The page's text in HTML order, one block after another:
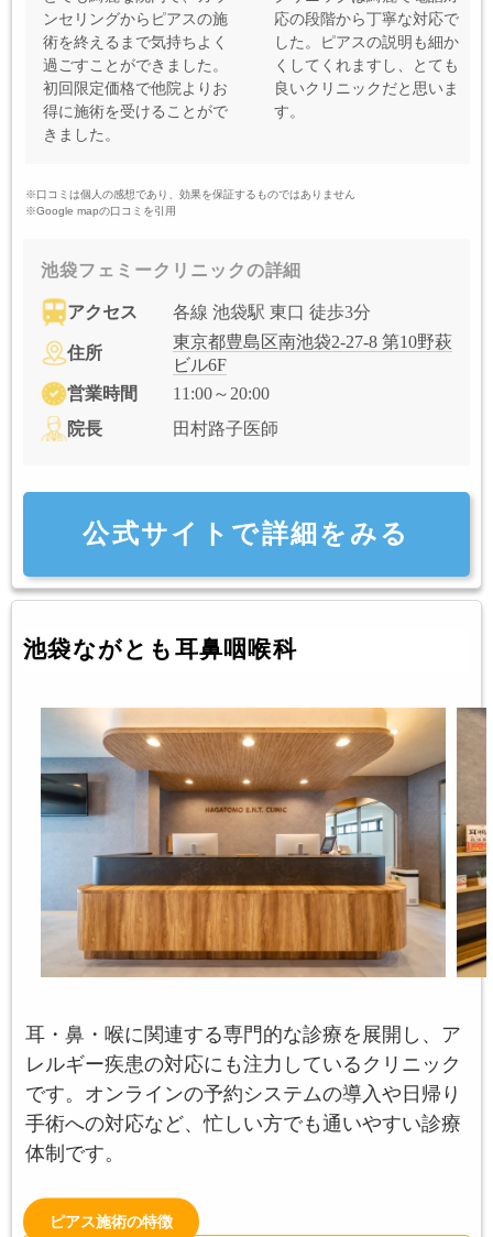
ンセリングからピアスの施
術を終えるまで気持ちよく
過ごすことができました。
初回限定価格で他院よりお
得に施術を受けることがで
きました。
応の段階から丁寧な対応で
した。ピアスの説明も細か
くしてくれますし、とても
良いクリニックだと思いま
す。
※口コミは個人の感想であり、効果を保証するものではありません
※Google mapの口コミを引用
池袋フェミークリニックの詳細
アクセス 各線 池袋駅 東口 徒歩3分
住所
東京都豊島区南池袋2-27-8 第10野萩
ビル6F
営業時間
11:00～20:00
院長
田村路子医師
公式サイトで詳細をみる
池袋ながとも耳鼻咽喉科
耳・鼻・喉に関連する専門的な診療を展開し、ア
レルギー疾患の対応にも注力しているクリニック
です。オンラインの予約システムの導入や日帰り
手術への対応など、忙しい方でも通いやすい診療
体制です。
ピアス施術の特徴